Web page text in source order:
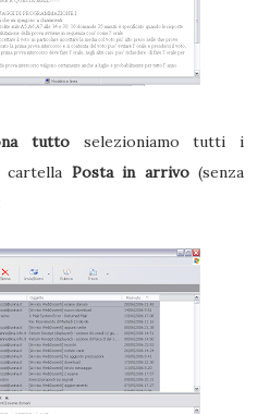
tuttoselezioniamo tutti i
cartella Posta in arrivo(senza